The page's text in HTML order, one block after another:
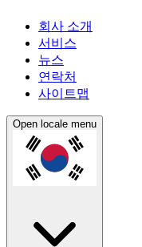
회사 소개
서비스
뉴스
연락처
사이트맵
Open locale menu